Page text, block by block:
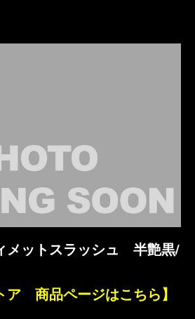
メットスラッシュ 半艶黒/
ア 商品ページはこちら】